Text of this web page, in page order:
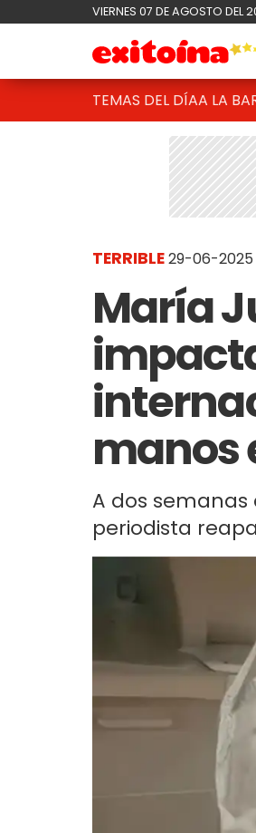
VIERNES 07 DE AGOSTO DEL
TEMAS DEL DÍAA LA
TERRIBLE29-06-2025
María
manos
A dos
periodista